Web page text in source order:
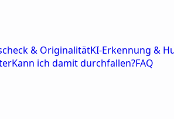
& OriginalitätKI-Erkennung &
Kann ich damit durchfallen?FAQ